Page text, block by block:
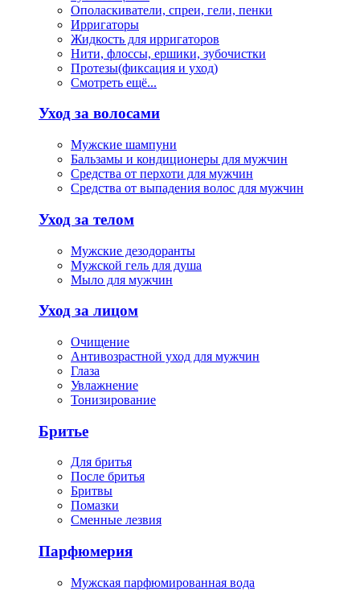
Ополаскиватели, спреи, гели, пенки
Ирригаторы
Жидкость для ирригаторов
Нити, флосcы, ершики, зубочистки
Протезы(фиксация и уход)
Смотреть ещё...
Уход за волосами
Мужские шампуни
Бальзамы и кондиционеры для мужчин
Средства от перхоти для мужчин
Средства от выпадения волос для мужчин
Уход за телом
Мужские дезодоранты
Мужской гель для душа
Мыло для мужчин
Уход за лицом
Очищение
Антивозрастной уход для мужчин
Глаза
Увлажнение
Тонизирование
Бритье
Для бритья
После бритья
Бритвы
Помазки
Сменные лезвия
Парфюмерия
Мужская парфюмированная вода